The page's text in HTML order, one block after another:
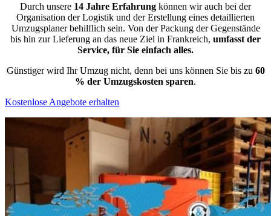
Durch unsere 14 Jahre Erfahrung können wir auch bei der
Organisation der Logistik und der Erstellung eines detaillierten
Umzugsplaner behilflich sein. Von der Packung der Gegenstände
bis hin zur Lieferung an das neue Ziel in Frankreich, umfasst der
Service, für Sie einfach alles.
Günstiger wird Ihr Umzug nicht, denn bei uns können Sie bis zu 60
% der Umzugskosten sparen.
Kostenlose Angebote erhalten